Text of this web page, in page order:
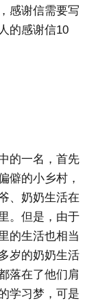
感谢信需要写
的感谢信10
的一名，首先
僻的小乡村，
、奶奶生活在
。但是，由于
的生活也相当
岁的奶奶生活
落在了他们肩
学习梦，可是